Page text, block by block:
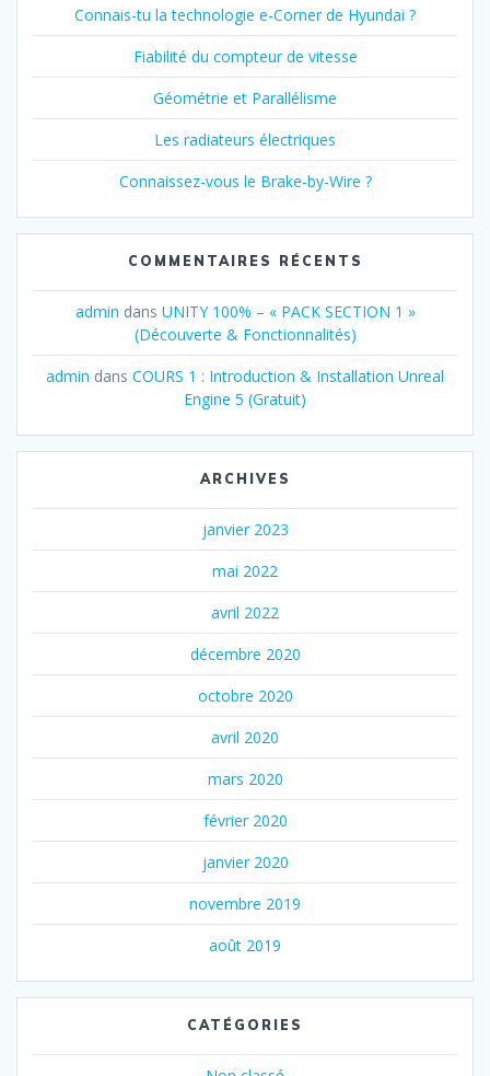
Connais-tu la technologie e-Corner de Hyundai ?
Fiabilité du compteur de vitesse
Géométrie et Parallélisme
Les radiateurs électriques
Connaissez-vous le Brake-by-Wire ?
COMMENTAIRES RÉCENTS
admin dans UNITY 100% – « PACK SECTION 1 »
(Découverte & Fonctionnalités)
admin dans COURS 1 : Introduction & Installation Unreal
Engine 5 (Gratuit)
ARCHIVES
janvier 2023
mai 2022
avril 2022
décembre 2020
octobre 2020
avril 2020
mars 2020
février 2020
janvier 2020
novembre 2019
août 2019
CATÉGORIES